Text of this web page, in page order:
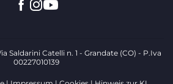
Saldarini Catelli n. 1 - Grandate (CO) - P.Iva
00227010139